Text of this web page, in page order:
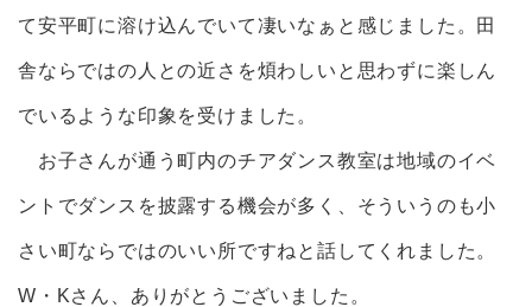
て安平町に溶け込んでいて凄いなぁと感じました。田
舎ならではの人との近さを煩わしいと思わずに楽しん
でいるような印象を受けました。
お子さんが通う町内のチアダンス教室は地域のイベ
ントでダンスを披露する機会が多く、そういうのも小
さい町ならではのいい所ですねと話してくれました。
W・Kさん、ありがとうございました。